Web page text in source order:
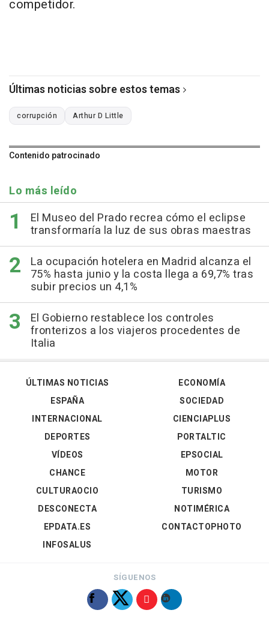
competidor.
Últimas noticias sobre estos temas
corrupción Arthur D Little
Contenido patrocinado
Lo más leído
El Museo del Prado recrea cómo el eclipse
transformaría la luz de sus obras maestras
La ocupación hotelera en Madrid alcanza el
75% hasta junio y la costa llega a 69,7% tras
subir precios un 4,1%
El Gobierno restablece los controles
fronterizos a los viajeros procedentes de
Italia
ÚLTIMAS NOTICIAS
ESPAÑA
INTERNACIONAL
DEPORTES
VÍDEOS
ECONOMÍA
SOCIEDAD
CIENCIAPLUS
PORTALTIC
EPSOCIAL
CHANCE
CULTURAOCIO
DESCONECTA
EPDATA.ES
INFOSALUS
MOTOR
TURISMO
NOTIMÉRICA
CONTACTOPHOTO
SÍGUENOS